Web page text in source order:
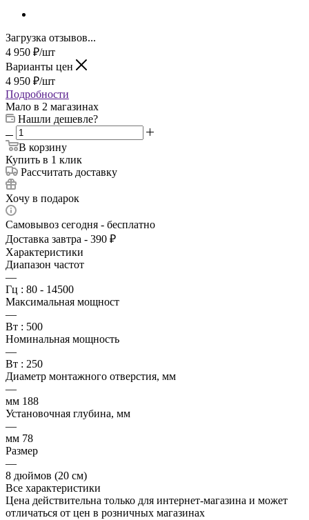
Загрузка отзывов...
4 950 ₽/шт
Варианты цен
4 950 ₽/шт
Подробности
Мало в 2 магазинах
Нашли дешевле?
В корзину
Купить в 1 клик
Рассчитать доставку
Хочу в подарок
Самовывоз сегодня - бесплатно
Доставка завтра - 390 ₽
Характеристики
Диапазон частот
—
Гц : 80 - 14500
Максимальная мощност
—
Вт : 500
Номинальная мощность
—
Вт : 250
Диаметр монтажного отверстия, мм
—
мм 188
Установочная глубина, мм
—
мм 78
Размер
—
8 дюймов (20 см)
Все характеристики
Цена действительна только для интернет-магазина и может
отличаться от цен в розничных магазинах